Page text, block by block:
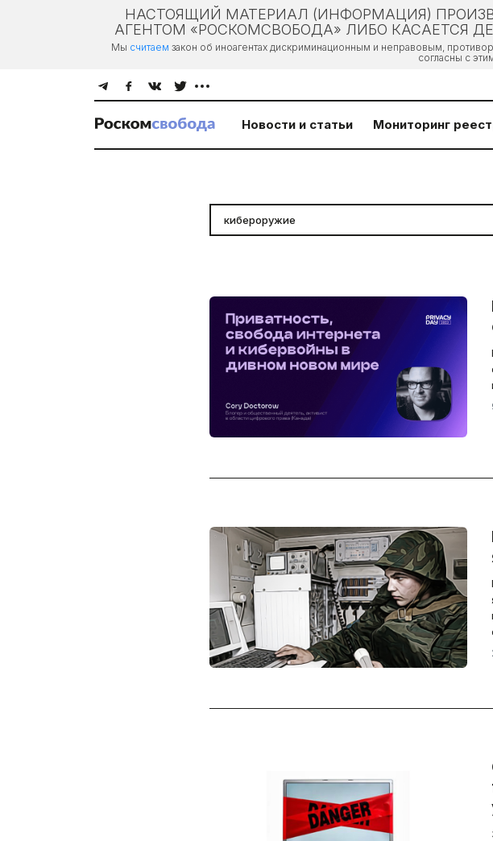
НАСТОЯЩИЙ МАТЕРИАЛ (ИНФОРМАЦИЯ)
АГЕНТОМ «РОСКОМСВОБОДА» ЛИБО КАСАЕТСЯ
Мы считаем закон об иноагентах дискриминационным и неправовым,
согласны с
Новости и статьи Мониторинг